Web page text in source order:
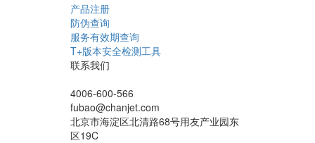
产品注册
防伪查询
服务有效期查询
T+版本安全检测工具
联系我们
4006-600-566
fubao@chanjet.com
北京市海淀区北清路68号用友产业园东
区19C